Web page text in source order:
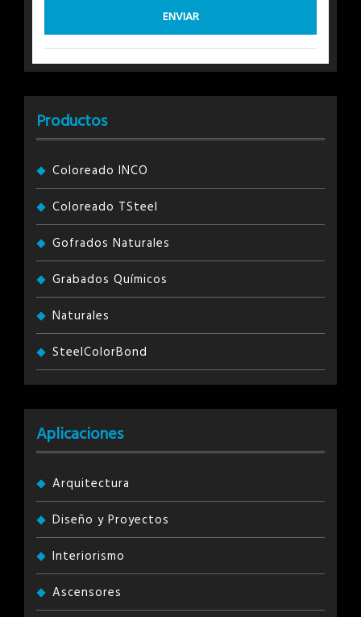
Productos
Coloreado INCO
Coloreado TSteel
Gofrados Naturales
Grabados Químicos
Naturales
SteelColorBond
Aplicaciones
Arquitectura
Diseño y Proyectos
Interiorismo
Ascensores